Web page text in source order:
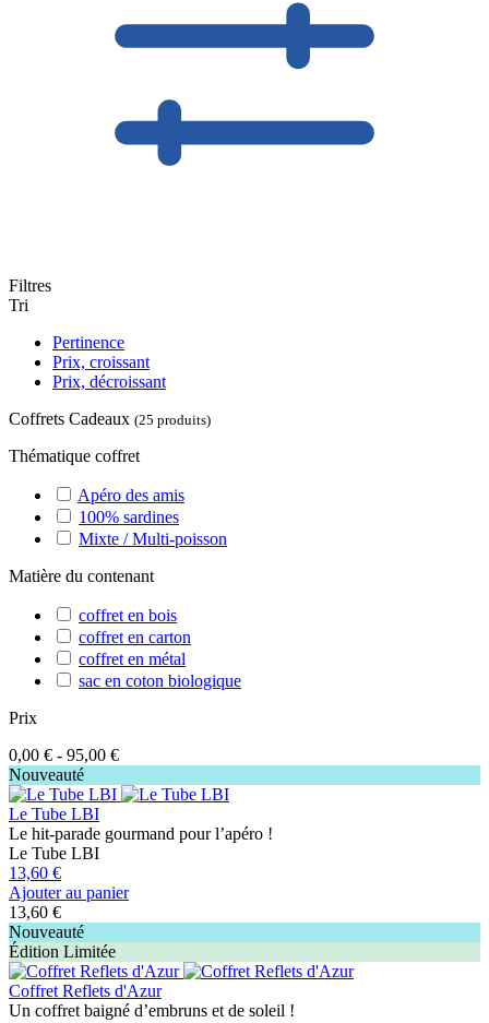
Filtres
Tri
Pertinence
Prix, croissant
Prix, décroissant
Coffrets Cadeaux (25 produits)
Thématique coffret
Apéro des amis
100% sardines
Mixte / Multi-poisson
Matière du contenant
coffret en bois
coffret en carton
coffret en métal
sac en coton biologique
Prix
0,00 € - 95,00 €
Nouveauté
Le Tube LBI
Le hit-parade gourmand pour l’apéro !
Le Tube LBI
13,60 €
Ajouter au panier
13,60 €
Nouveauté
Édition Limitée
Coffret Reflets d'Azur
Un coffret baigné d’embruns et de soleil !